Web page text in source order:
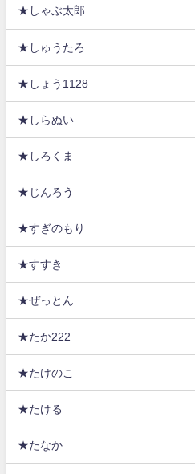
★しゃぶ太郎
★しゅうたろ
★しょう1128
★しらぬい
★しろくま
★じんろう
★すぎのもり
★すすき
★ぜっとん
★たか222
★たけのこ
★たける
★たなか